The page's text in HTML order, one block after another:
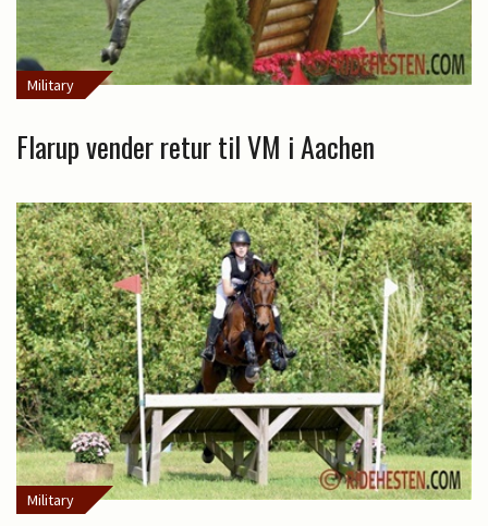
Military
Flarup vender retur til VM i Aachen
Military